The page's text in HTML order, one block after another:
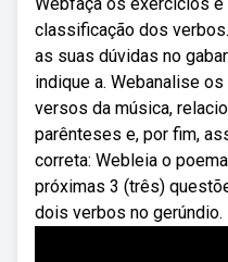
classificação dos
as suas dúvidas no
indique a. Webanalise
versos da música,
parênteses e, por fim,
correta: Webleia o
próximas 3 (três)
dois verbos no gerúndio.